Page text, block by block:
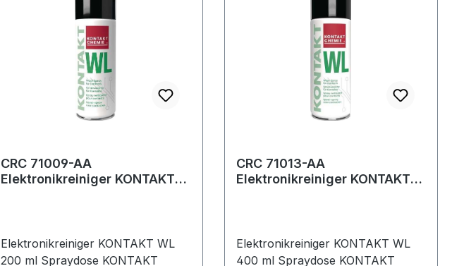
CRC 71009-AA
Elektronikreiniger KONTAKT
Elektronikreiniger KONTAKT WL
200 ml Spraydose KONTAKT
CRC 71013-AA
Elektronikreiniger KONTAKT
Elektronikreiniger KONTAKT WL
400 ml Spraydose KONTAKT